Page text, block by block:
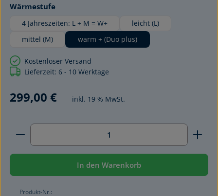
Wärmestufeauswählen
4 Jahreszeiten: L + M = W+
leicht (L)
mittel (M)
warm + (Duo plus)
Kostenloser Versand
Lieferzeit: 6 - 10 Werktage
299,00 € inkl. 19 % MwSt.
Produkt Anzahl: Gib den gewünschten Wert ein
In den Warenkorb
Produkt-Nr.: